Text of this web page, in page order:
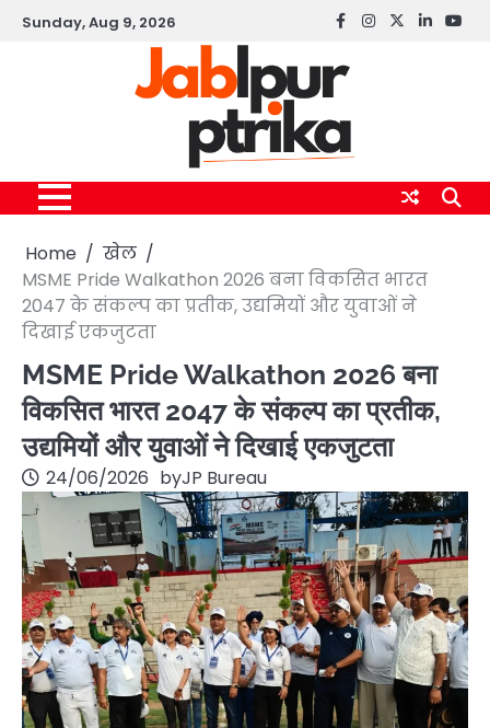
SkipSunday, Aug 9, 2026 Facebook
instagram
twitterlinkedin
Home
खेल
MSME Pride Walkathon 2026 बना विकसित भारत
2047 के संकल्प का प्रतीक, उद्यमियों और युवाओं ने
दिखाई एकजुटता
MSME Pride Walkathon 2026 बना
विकसित भारत 2047 के संकल्प का प्रतीक,
उद्यमियों और युवाओं ने दिखाई एकजुटता
24/06/2026 byJP Bureau